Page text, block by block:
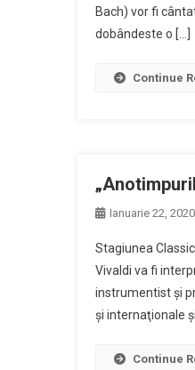
Bach) vor fi
dobândeste o […]
Continue
Ianuarie 22, 2020
Stagiunea
Vivaldi va fi
instrumentist şi
şi internaţionale
Continue